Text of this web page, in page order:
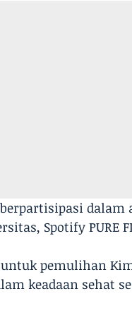
Spotify PURE
pemulihan
keadaan sehat